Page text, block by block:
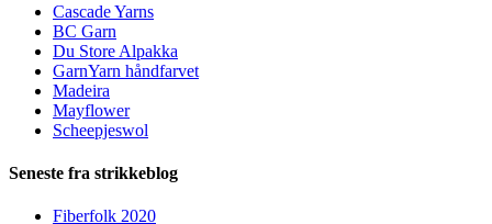
Cascade Yarns
BC Garn
Du Store Alpakka
GarnYarn håndfarvet
Madeira
Mayflower
Scheepjeswol
Seneste fra strikkeblog
Fiberfolk 2020